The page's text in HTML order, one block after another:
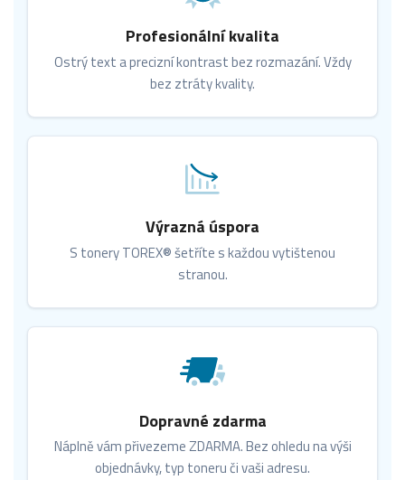
Profesionální kvalita
Ostrý text a precizní kontrast bez rozmazání. Vždy
bez ztráty kvality.
Výrazná úspora
S tonery TOREX® šetříte s každou vytištenou
stranou.
Dopravné zdarma
Náplně vám přivezeme ZDARMA. Bez ohledu na výši
objednávky, typ toneru či vaši adresu.